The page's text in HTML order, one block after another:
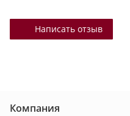
Написать отзыв
Компания